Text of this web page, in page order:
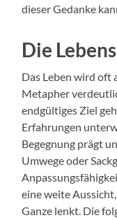
dieser Gedanke
Die
Das Leben wird oft
Metapher
endgültiges Ziel
Erfahrungen
Begegnung prägt
Umwege oder
eine weite
Ganze lenkt. Die